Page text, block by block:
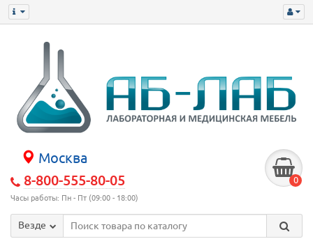
Москва
8-800-555-80-05
Часы работы: Пн - Пт (09:00 - 18:00)
0
Везде